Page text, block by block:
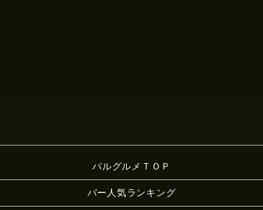
バルグルメＴＯＰ
バー人気ランキング